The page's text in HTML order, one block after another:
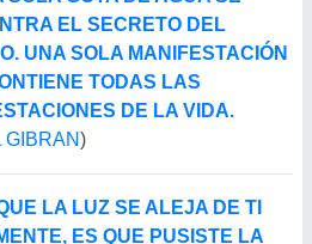
EL SECRETO DEL
UNA SOLA MANIFESTACIÓN
TODAS LAS
DE LA VIDA.
GIBRAN)
LA LUZ SE ALEJA DE TI
ES QUE PUSISTE LA